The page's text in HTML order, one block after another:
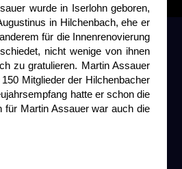
wurde in Iserlohn geboren,
in Hilchenbach, ehe er
für die Innenrenovierung
nicht wenige von ihnen
zu gratulieren. Martin Assauer
Mitglieder der Hilchenbacher
hatte er schon die
für Martin Assauer war auch die